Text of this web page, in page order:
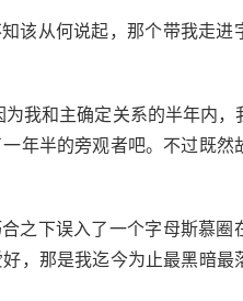
该从何说起，那个带我走进
我和主确定关系的半年内，
年半的旁观者吧。不过既然
之下误入了一个字母斯慕圈
，那是我迄今为止最黑暗最